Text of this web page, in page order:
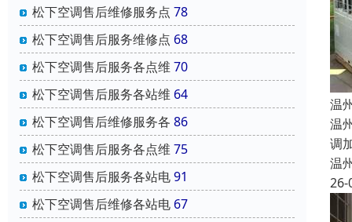
松下空调售后维修服务点 78
松下空调售后服务维修点 68
松下空调售后服务各点维 70
松下空调售后服务各站维 64
松下空调售后维修服务各 86
松下空调售后服务各点维 75
松下空调售后服务各站电91
松下空调售后维修各站电 67
温
温
调
温
26-